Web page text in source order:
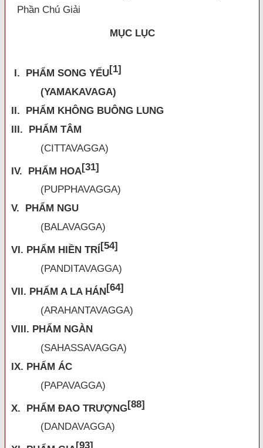
Phần Chú Giải
MỤC LỤC
I. PHẨM SONG YẾU[1]
(YAMAKAVAGA)
II. PHẨM KHÔNG BUÔNG LUNG
III. PHẨM TÂM
(CITTAVAGGA)
IV. PHẨM HOA[31]
(PUPPHAVAGGA)
V. PHẨM NGU
(BALAVAGGA)
VI. PHẨM HIỀN TRÍ [54]
(PANDITAVAGGA)
VII. PHẨM A LA HÁN[64]
(ARAHANTAVAGGA)
VIII. PHẨM NGÀN
(SAHASSAVAGGA)
IX. PHẨM ÁC
(PAPAVAGGA)
X. PHẨM ĐAO TRƯỢNG[88]
(DANDAVAGGA)
[93]